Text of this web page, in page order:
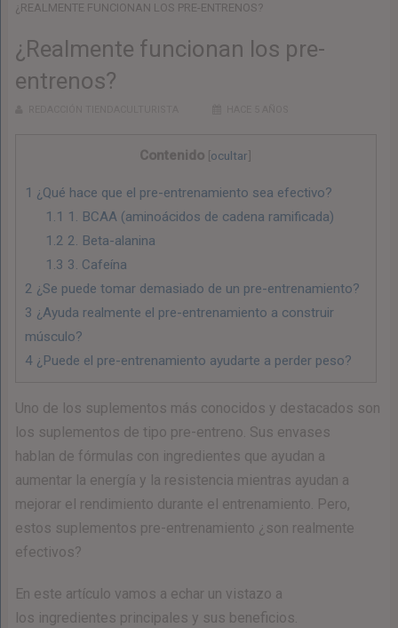
¿REALMENTE FUNCIONAN LOS PRE-ENTRENOS?
¿Realmente funcionan los pre-
entrenos?
Contenido [ocultar
1 ¿Qué hace que el pre-entrenamiento sea efectivo?
1.1 1. BCAA (aminoácidos de cadena ramificada)
1.2 2. Beta-alanina
1.3 3. Cafeína
2 ¿Se puede tomar demasiado de un pre-entrenamiento?
3 ¿Ayuda realmente el pre-entrenamiento a construir
músculo?
4¿Puede el pre-entrenamiento ayudarte a perder peso?
Uno de los suplementos más conocidos y destacados son
los suplementos de tipo pre-entreno. Sus envases
hablan de fórmulas con ingredientes que ayudan a
aumentar la energía y la resistencia mientras ayudan a
mejorar el rendimiento durante el entrenamiento. Pero,
estos suplementos pre-entrenamiento ¿son realmente
efectivos?
En este artículo vamos a echar un vistazo a
los ingredientes principales y sus beneficios.